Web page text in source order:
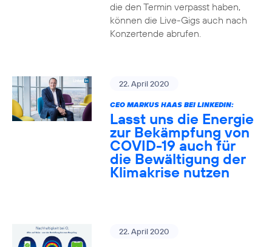
die den Termin verpasst haben,
können die Live-Gigs auch nach
Konzertende abrufen.
22. April 2020
CEO MARKUS HAAS BEI LINKEDIN:
Lasst uns die Energie
zur Bekämpfung von
COVID-19 auch für
die Bewältigung der
Klimakrise nutzen
22. April 2020